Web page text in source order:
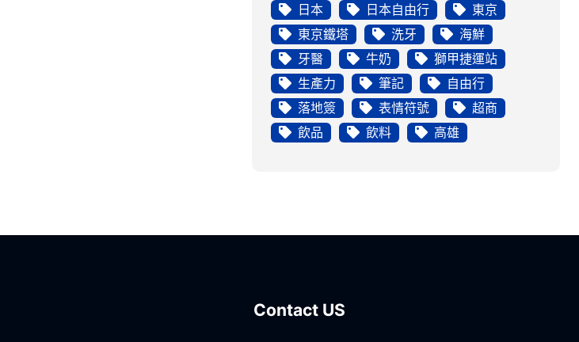
日本
日本自由行
東京
東京鐵塔
洗牙
海鮮
牙醫
牛奶
獅甲捷運站
生產力
筆記
自由行
落地簽
表情符號
超商
飲品
飲料 高雄
Contact US